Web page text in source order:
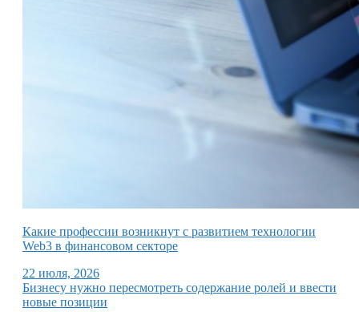
Какие профессии возникнут с развитием технологии
Web3 в финансовом секторе
22 июля, 2026
Бизнесу нужно пересмотреть содержание ролей и ввести
новые позиции